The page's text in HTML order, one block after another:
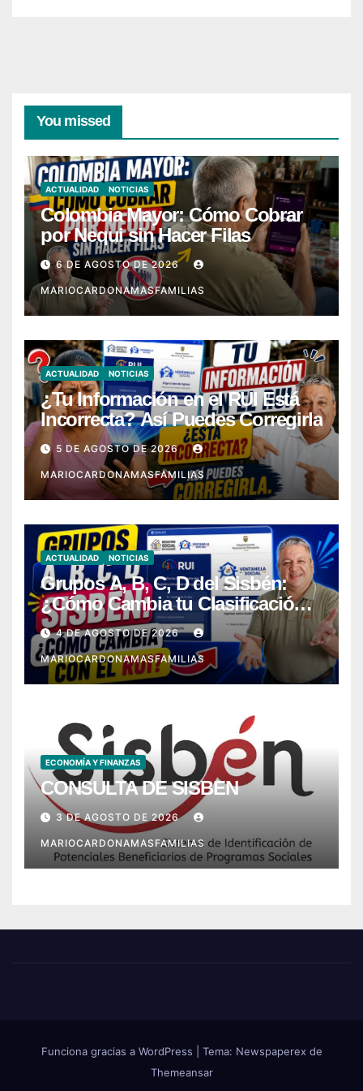
You missed
ACTUALIDAD NOTICIAS
Colombia Mayor: Cómo Cobrar
por Nequi sin Hacer Filas
6 DE AGOSTO DE 2026
MARIOCARDONAMASFAMILIAS
ACTUALIDAD NOTICIAS
¿Tu Información en el RUI Está
Incorrecta? Así Puedes Corregirla
5 DE AGOSTO DE 2026
MARIOCARDONAMASFAMILIAS
ACTUALIDAD NOTICIAS
Grupos A, B, C, D del Sisbén:
¿Cómo Cambia tu Clasificación
con el RUI?
4 DE AGOSTO DE 2026
MARIOCARDONAMASFAMILIAS
ECONOMÍA Y FINANZAS
CONSULTA DE SISBEN
3 DE AGOSTO DE 2026
MARIOCARDONAMASFAMILIAS
Funciona gracias a WordPress
Tema: Newspaperex de
Themeansar